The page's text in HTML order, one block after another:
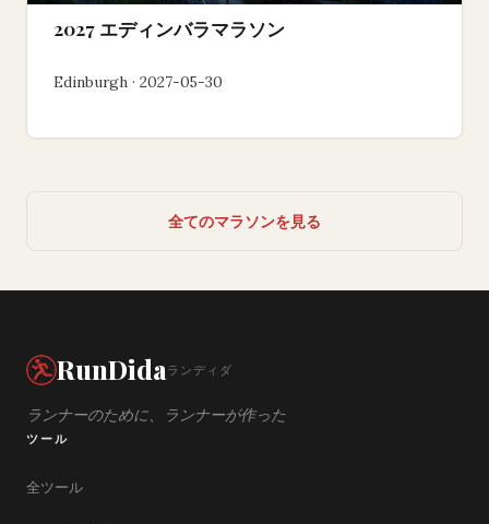
2027 エディンバラマラソン
Edinburgh · 2027-05-30
全てのマラソンを見る
RunDidaランディダ
ランナーのために、ランナーが作った
ツール
全ツール